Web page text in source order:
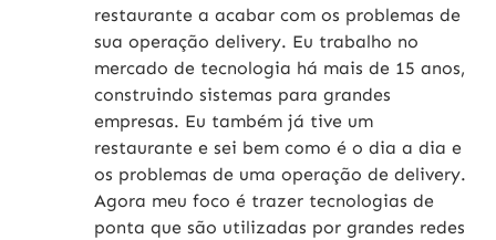
restaurante a acabar com os problemas de
sua operação delivery. Eu trabalho no
mercado de tecnologia há mais de 15 anos,
construindo sistemas para grandes
empresas. Eu também já tive um
restaurante e sei bem como é o dia a dia e
os problemas de uma operação de delivery.
Agora meu foco é trazer tecnologias de
ponta que são utilizadas por grandes redes